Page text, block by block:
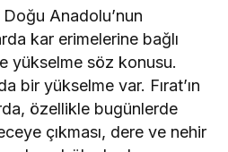
Anadolu’nun
kar erimelerine bağlı
yükselme söz konusu.
bir yükselme var. Fırat’ın
özellikle bugünlerde
çıkması, dere ve nehir